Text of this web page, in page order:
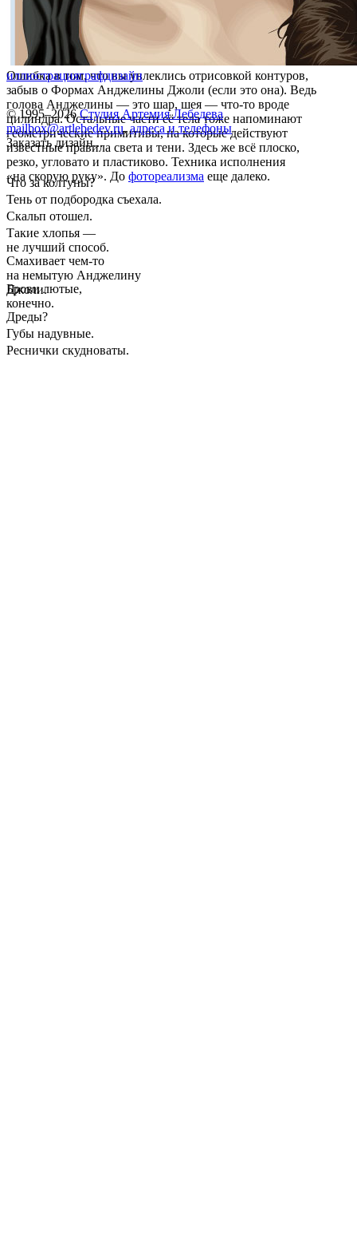
Ошибка в том, что вы увлеклись отрисовкой контуров,
забыв о Формах Анджелины Джоли (если это она). Ведь
голова Анджелины — это шар, шея — что-то вроде
цилиндра. Остальные части её тела тоже напоминают
геометрические примитивы, на которые действуют
известные правила света и тени. Здесь же всё плоско,
резко, угловато и пластиково. Техника исполнения
«на скорую руку». До фотореализма еще далеко.
Что за колтуны?
Тень от подбородка съехала.
Скальп отошел.
Такие хлопья —
не лучший способ.
Смахивает чем-то
на немытую Анджелину
Джоли.
Брови лютые,
конечно.
Дреды?
Губы надувные.
Реснички скудноваты.
иллюстрацияграфдизайн
© 1995–2026 Студия Артемия Лебедева
mailbox@artlebedev.ru, адреса и телефоны
Заказать дизайн...